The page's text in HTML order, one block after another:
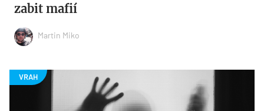
zabit mafií
Martin Miko